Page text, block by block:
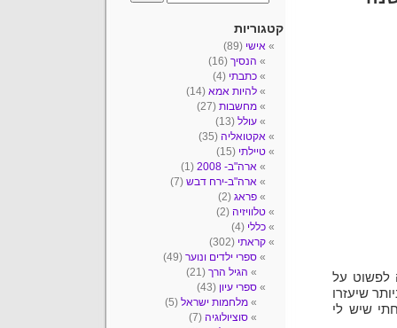
לפשוט על
שיעזרו
שיש לי
קטגוריות
אישי (89)
הנסיך (16)
כתבתי (4)
להיות אמא (14)
מחשבות (27)
עולל (13)
אקטואליה (35)
טיילתי (15)
ארה"ב- 2008
(1)
ארה"ב-ירח דבש (7)
פראג (2)
טלוויזיה (2)
כללי (4)
קראתי (302)
ספרי ילדים ונוער (49)
הגיל הרך (21)
ספרי עיון (43)
מלחמות ישראל (5)
סוציולוגיה (7)